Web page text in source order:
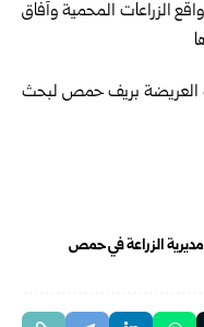
مديرية الزراعة في حمص